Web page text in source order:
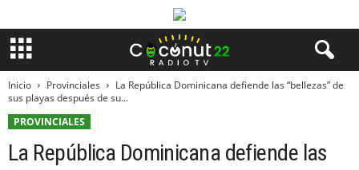
Inicio Provinciales
La República Dominicana defiende las “bellezas” de
sus playas después de su...
PROVINCIALES
La República Dominicana defiende las